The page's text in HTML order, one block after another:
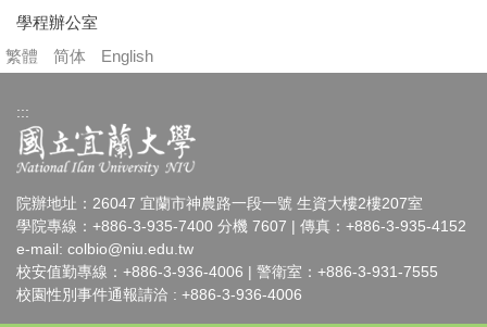
學程辦公室
繁體
简体 English
:::
院辦地址：26047 宜蘭市神農路一段一號 生資大樓2樓207室
學院專線：+886-3-935-7400 分機 7607 | 傳真：+886-3-935-4152
e-mail: colbio@niu.edu.tw
校安值勤專線：+886-3-936-4006 | 警衛室：+886-3-931-7555
校園性別事件通報請洽 : +886-3-936-4006